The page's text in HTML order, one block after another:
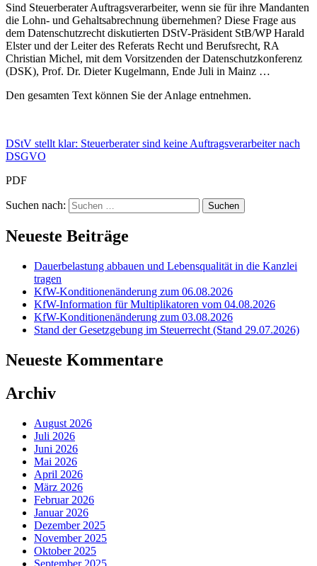
Sind Steuerberater Auftragsverarbeiter, wenn sie für ihre Mandanten
die Lohn- und Gehaltsabrechnung übernehmen? Diese Frage aus
dem Datenschutzrecht diskutierten DStV-Präsident StB/WP Harald
Elster und der Leiter des Referats Recht und Berufsrecht, RA
Christian Michel, mit dem Vorsitzenden der Datenschutzkonferenz
(DSK), Prof. Dr. Dieter Kugelmann, Ende Juli in Mainz …
Den gesamten Text können Sie der Anlage entnehmen.
DStV stellt klar: Steuerberater sind keine Auftragsverarbeiter nach
DSGVO
PDF
Suchen nach:
Neueste Beiträge
Dauerbelastung abbauen und Lebensqualität in die Kanzlei
tragen
KfW-Konditionenänderung zum 06.08.2026
KfW-Information für Multiplikatoren vom 04.08.2026
KfW-Konditionenänderung zum 03.08.2026
Stand der Gesetzgebung im Steuerrecht (Stand 29.07.2026)
Neueste Kommentare
Archiv
August 2026
Juli 2026
Juni 2026
Mai 2026
April 2026
März 2026
Februar 2026
Januar 2026
Dezember 2025
November 2025
Oktober 2025
September 2025